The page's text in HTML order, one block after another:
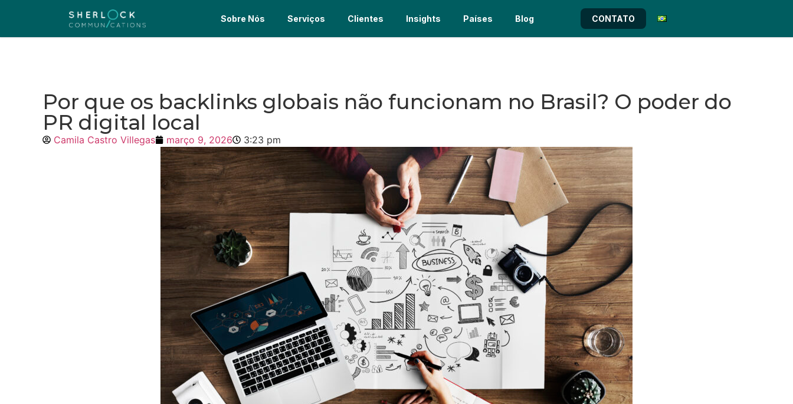
Sobre Nós Serviços Clientes Insights Países Blog CONTATO
Por que os backlinks globais não funcionam no Brasil? O poder do
PR digital local
Camila Castro Villegas março 9, 2026 3:23 pm